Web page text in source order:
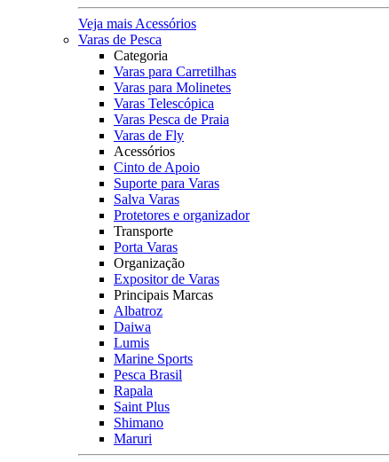
Veja mais Acessórios
Varas de Pesca
Categoria
Varas para Carretilhas
Varas para Molinetes
Varas Telescópica
Varas Pesca de Praia
Varas de Fly
Acessórios
Cinto de Apoio
Suporte para Varas
Salva Varas
Protetores e organizador
Transporte
Porta Varas
Organização
Expositor de Varas
Principais Marcas
Albatroz
Daiwa
Lumis
Marine Sports
Pesca Brasil
Rapala
Saint Plus
Shimano
Maruri